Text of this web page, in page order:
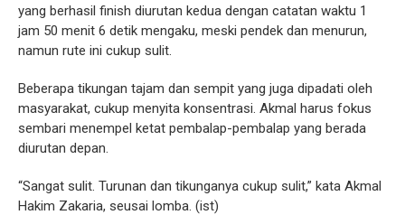
yang berhasil finish diurutan kedua dengan catatan waktu 1
jam 50 menit 6 detik mengaku, meski pendek dan menurun,
namun rute ini cukup sulit.
Beberapa tikungan tajam dan sempit yang juga dipadati oleh
masyarakat, cukup menyita konsentrasi. Akmal harus fokus
sembari menempel ketat pembalap-pembalap yang berada
diurutan depan.
“Sangat sulit. Turunan dan tikunganya cukup sulit,” kata Akmal
Hakim Zakaria, seusai lomba. (ist)